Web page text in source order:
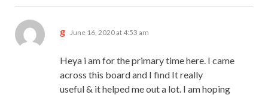
g says:
June 16, 2020 at 4:53 am
Heya i am for the primary time here. I came
across this board and I find It really
useful & it helped me out a lot. I am hoping